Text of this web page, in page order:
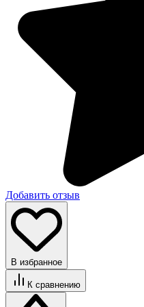
Добавить отзыв
В избранное
К сравнению